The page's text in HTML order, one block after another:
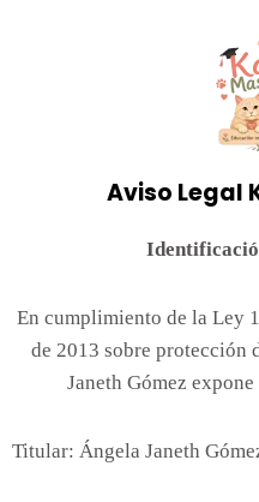
Aviso Legal
En cumplimiento de la Ley
de 2013 sobre protección
Janeth Gómez
Titular: Ángela Janeth